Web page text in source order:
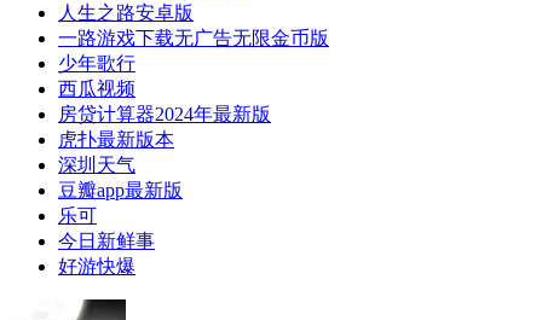
人生之路安卓版
一路游戏下载无广告无限金币版
少年歌行
西瓜视频
房贷计算器2024年最新版
虎扑最新版本
深圳天气
豆瓣app最新版
乐可
今日新鲜事
好游快爆